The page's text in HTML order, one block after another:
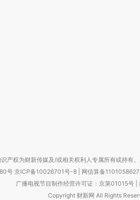
产权为财新传媒及/或相关权利人专属所有或持有
号京ICP备10026701号-8 网信算备
广播电视节目制作经营许可证：京第01015号|
Copyright 财新网 All Rights